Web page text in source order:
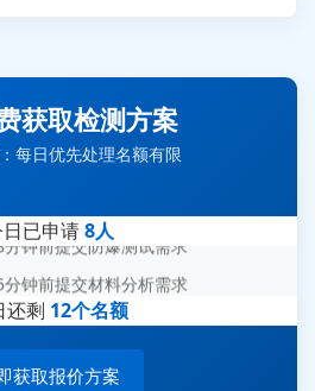
获取检测方案
每日优先处理名额有限
已申请8人
提交EMC报价需求
前提交可靠性测试需求
前提交并网/涉网试验需求
钟前提交防爆测试需求
钟前提交无人机测试需求
还剩 12个名额
获取报价方案